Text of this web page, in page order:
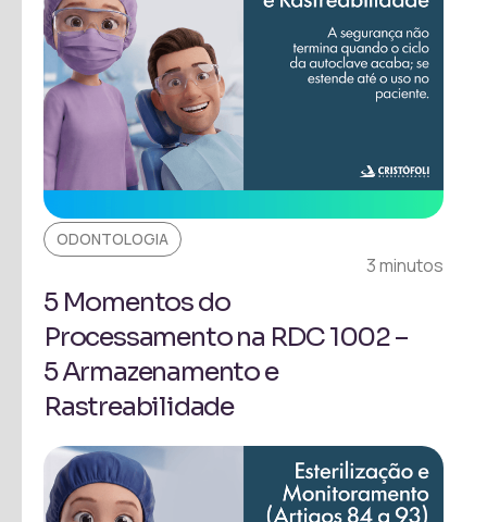
ODONTOLOGIA
3 minutos
5 Momentos do
Processamento na RDC 1002 –
5 Armazenamento e
Rastreabilidade